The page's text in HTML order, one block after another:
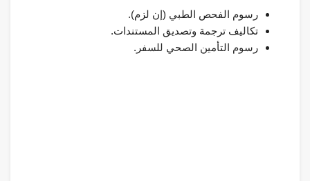
رسوم الفحص الطبي (إن لزم).
تكاليف ترجمة وتصديق المستندات.
رسوم التأمين الصحي للسفر.